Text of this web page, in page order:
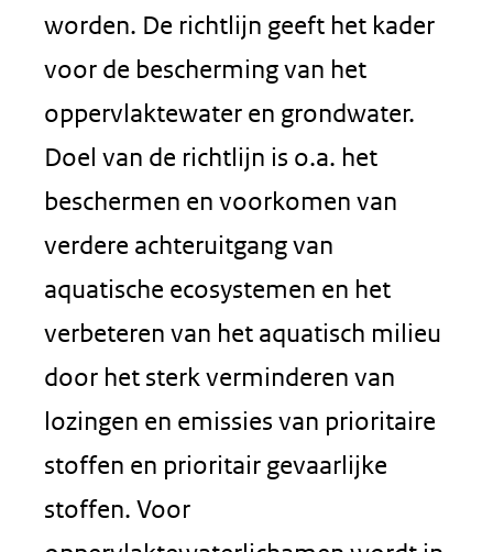
worden. De richtlijn geeft het kader
voor de bescherming van het
oppervlaktewater en grondwater.
Doel van de richtlijn is o.a. het
beschermen en voorkomen van
verdere achteruitgang van
aquatische ecosystemen en het
verbeteren van het aquatisch milieu
door het sterk verminderen van
lozingen en emissies van prioritaire
stoffen en prioritair gevaarlijke
stoffen. Voor